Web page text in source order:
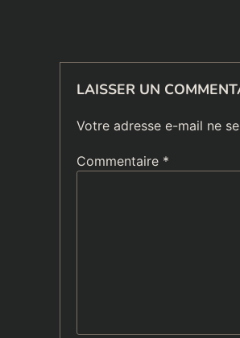
LAISSER UN
Votre adresse e-mail ne
Commentaire *